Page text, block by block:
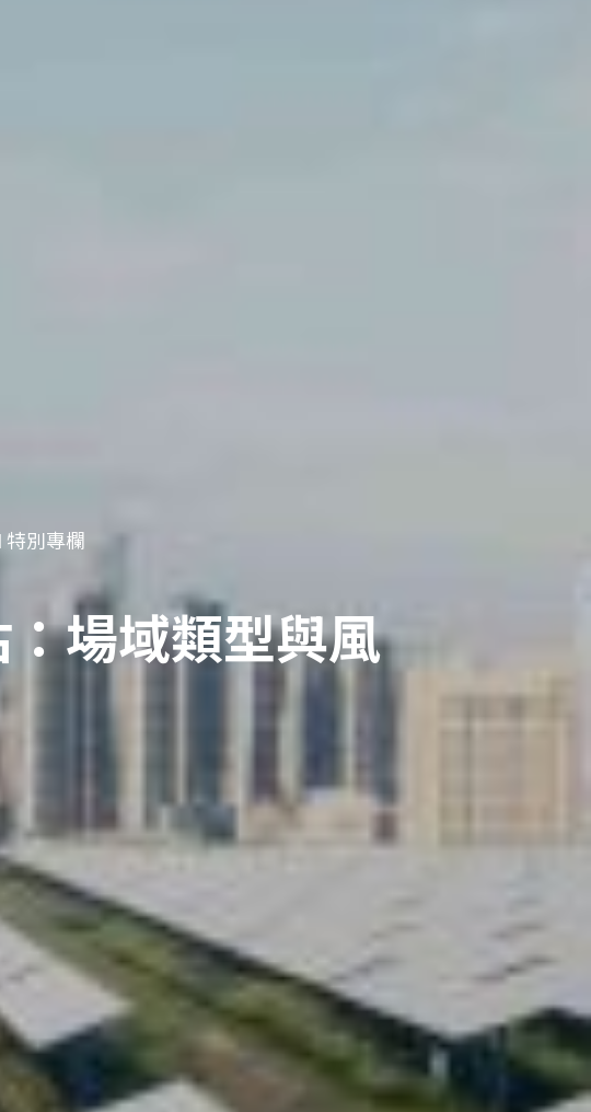
特別專欄
場域類型與風